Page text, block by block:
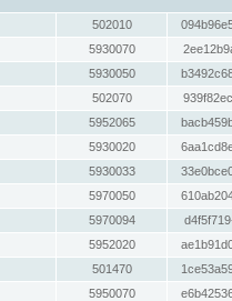
502010
5930070
5930050
502070
5952065
5930020
5930033
5970050
5970094
5952020
501470
5950070